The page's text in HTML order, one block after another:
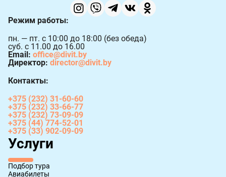
Услуги
Подбор тура
Авиабилеты
Режим работы:
пн. — пт. с 10:00 до 18:00 (без обеда)
суб. с 11.00 до 16.00
Email: office@divit.by
Директор: director@divit.by
Контакты:
+375 (232) 31-60-60
+375 (232) 33-66-77
+375 (232) 73-09-09
+375 (44) 774-52-01
+375 (33) 902-09-09